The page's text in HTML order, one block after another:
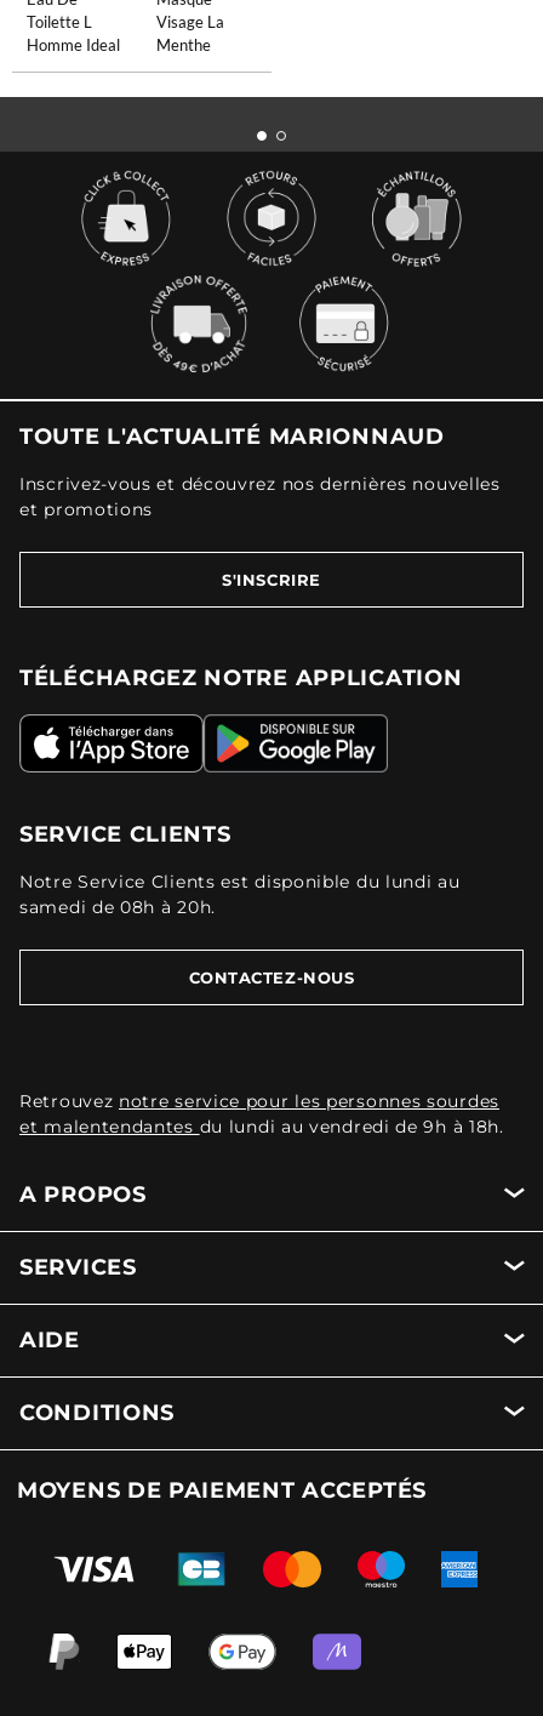
Toilette L
Homme Ideal
Visage La
Menthe
TOUTE L'ACTUALITÉ MARIONNAUD
Inscrivez-vous et découvrez nos dernières nouvelles
et promotions
S'INSCRIRE
TÉLÉCHARGEZ NOTRE APPLICATION
SERVICE CLIENTS
Notre Service Clients est disponible du lundi au
samedi de 08h à 20h.
CONTACTEZ-NOUS
Retrouvez notre service pour les personnes sourdes
et malentendantes du lundi au vendredi de 9h à 18h.
A PROPOS
SERVICES
AIDE
CONDITIONS
MOYENS DE PAIEMENT ACCEPTÉS